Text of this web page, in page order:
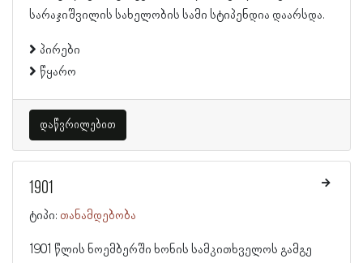
სარაჯიშვილის სახელობის სამი სტიპენდია დაარსდა.
პირები
წყარო
დაწვრილებით
1901
ტიპი: თანამდებობა
1901 წლის ნოემბერში ხონის სამკითხველოს გამგე